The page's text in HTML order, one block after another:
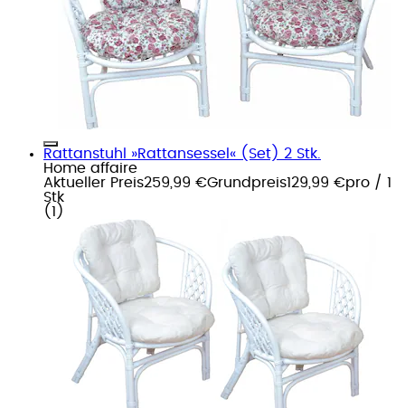
Rattanstuhl »Rattansessel« (Set) 2 Stk.
Home affaire
Aktueller Preis259,99 €Grundpreis129,99 €pro / 1
Stk
( 1 )